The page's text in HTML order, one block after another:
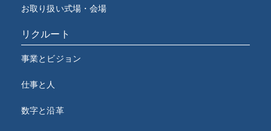
お取り扱い式場・会場
リクルート
事業とビジョン
仕事と人
数字と沿革